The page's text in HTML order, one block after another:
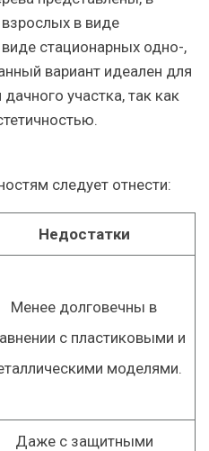
в виде
стационарных одно-,
вариант идеален для
участка, так как
следует отнести:
Недостатки
Менее долговечны в
с пластиковыми и
моделями.
Даже с защитными